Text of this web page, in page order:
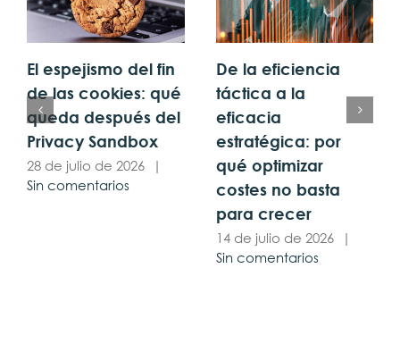
El espejismo del fin
de las cookies: qué
queda después del
Privacy Sandbox
28 de julio de 2026
|
Sin comentarios
De la eficiencia
táctica a la
eficacia
estratégica: por
qué optimizar
costes no basta
para crecer
14 de julio de 2026
|
Sin comentarios